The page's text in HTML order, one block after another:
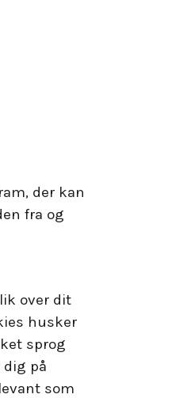
der kan
fra og
over dit
husker
sprog
på
som